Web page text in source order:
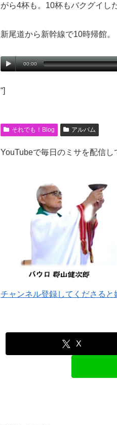
がら4杯も。10杯もバクグイし
新尾道から新幹線で10時帰館。
00:00
“]
それでも！Blog アルバム
YouTubeで毎日のミサを配信し
チャンネル登録してくださると
X